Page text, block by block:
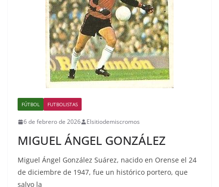
FÚTBOL FUTBOLISTAS
6 de febrero de 2026 Elsitiodemiscromos
MIGUEL ÁNGEL GONZÁLEZ
Miguel Ángel González Suárez, nacido en Orense el 24
de diciembre de 1947, fue un histórico portero, que
salvo la